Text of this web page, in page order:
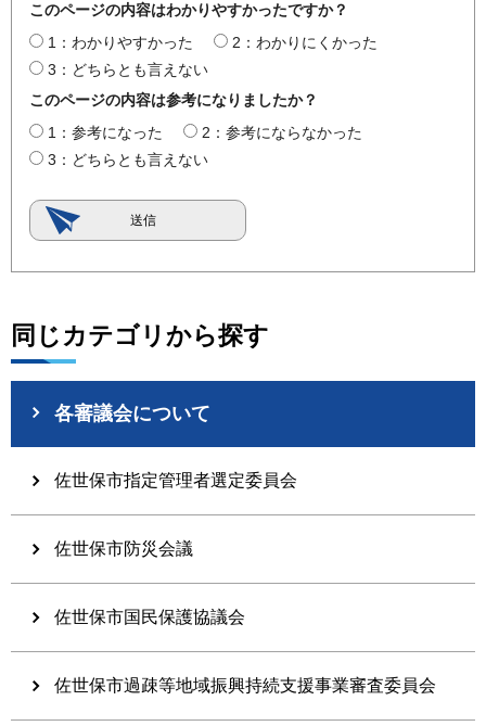
このページの内容はわかりやすかったですか？
1：わかりやすかった
2：わかりにくかった
3：どちらとも言えない
このページの内容は参考になりましたか？
1：参考になった
2：参考にならなかった
3：どちらとも言えない
同じカテゴリから探す
各審議会について
佐世保市指定管理者選定委員会
佐世保市防災会議
佐世保市国民保護協議会
佐世保市過疎等地域振興持続支援事業審査委員会